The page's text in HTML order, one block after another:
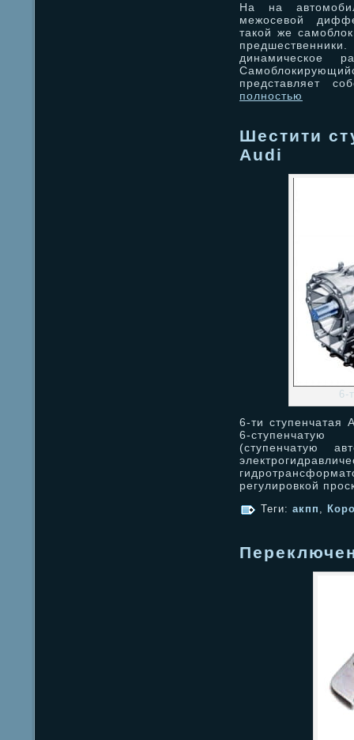
На на
межосевой
такой же
динамическое
представляет
полностью
Шестити
Audi
6-
6-ти ступенчатая
6-
(ступенчатую
регулировкой
Теги: акпп ,